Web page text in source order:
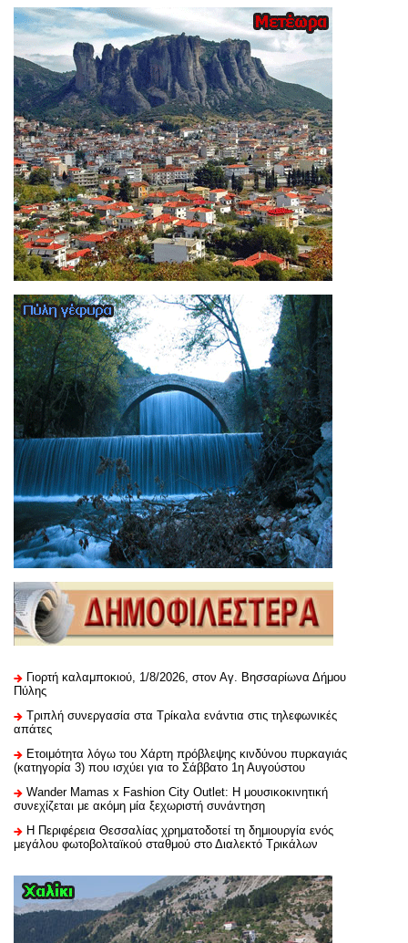
Γιορτή καλαμποκιού, 1/8/2026, στον Αγ. Βησσαρίωνα Δήμου
Πύλης
Τριπλή συνεργασία στα Τρίκαλα ενάντια στις τηλεφωνικές
απάτες
Ετοιμότητα λόγω του Χάρτη πρόβλεψης κινδύνου πυρκαγιάς
(κατηγορία 3) που ισχύει για το Σάββατο 1η Αυγούστου
Wander Mamas x Fashion City Outlet: Η μουσικοκινητική
συνεχίζεται με ακόμη μία ξεχωριστή συνάντηση
H Περιφέρεια Θεσσαλίας χρηματοδοτεί τη δημιουργία ενός
μεγάλου φωτοβολταϊκού σταθμού στο Διαλεκτό Τρικάλων